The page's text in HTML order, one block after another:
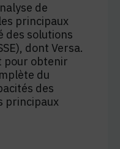
de
principaux
des solutions
dont Versa.
pour obtenir
du
des
principaux